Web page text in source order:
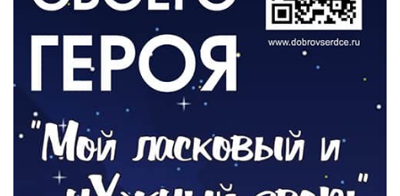
Новый настил на экотропе
05.08.2026